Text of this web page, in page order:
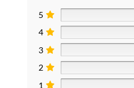
5
4
3
2
1